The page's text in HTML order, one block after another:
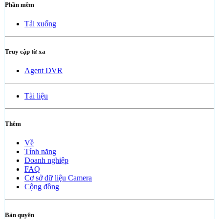
Phần mềm
Tải xuống
Truy cập từ xa
Agent DVR
Tài liệu
Thêm
Về
Tính năng
Doanh nghiệp
FAQ
Cơ sở dữ liệu Camera
Cộng đồng
Bản quyền